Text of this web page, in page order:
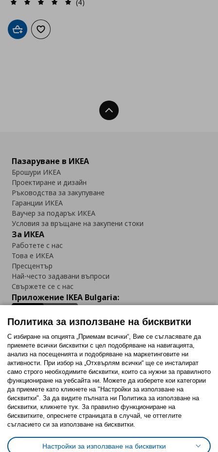
(4)
Добави в кошницата
Добави към списъка с любими
Нагоре
Пазаруване в ИКЕА
Брошури ИКЕА
Проектиране и дизайн
Ръководства за закупуване
Гаранции ИКЕА
Ваучер за подарък ИКЕА
Условия за връщане на закупени стоки
За ИКЕА
Работете с нас
Това е ИКЕА
Пресцентър
Най-често задавани въпроси
Свържете се с нас
Приложение IKEA Bulgaria:
Последвайте ни:
FacebookTwitterYoutubePinterestInstagram
Политика за използване на бисквитки (Cookies)
Избор на настройки за използване на бисквитки
Условия за ползване на ikea.bgОбща политика за личните данни
Политика за използване на бисквитки
С избиране на опцията „Приемам всички“, Вие се съгласявате да
приемете всички бисквитки с цел подобряване на навигацията,
анализ на посещенията и подобряване на маркетинговите ни
активности. При избор на „Отхвърлям всички“ ще се инсталират
само строго необходимитe бисквитки, които са нужни за правилното
функциониране на уебсайта ни. Можете да изберете кои категории
да приемете като кликнете на "Настройки за използване на
бисквитки". За да видите пълната ни Политика за използване на
бисквитки, кликнете тук. За правилно функциониране на
бисквитките, опреснете страницата в случай, че оттеглите
съгласието си за използване на бисквитки.
Настройки за използване на бисквитки